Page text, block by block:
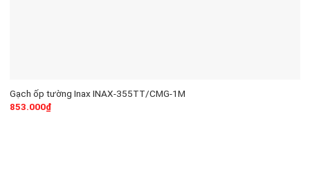
Gạch ốp tường Inax INAX-355TT/CMG-1M
853.000₫